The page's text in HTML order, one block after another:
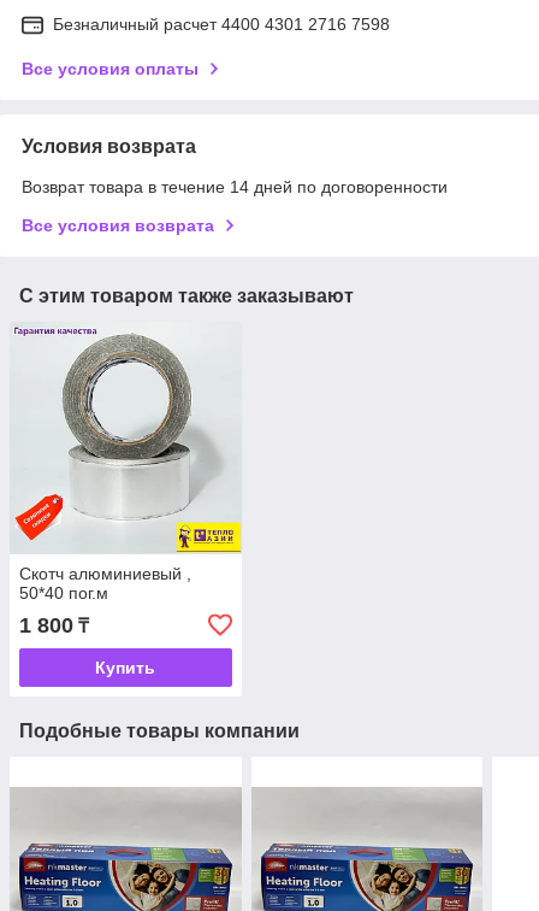
Безналичный расчет 4400 4301 2716 7598
Все условия оплаты
Условия возврата
Возврат товара в течение 14 дней по договоренности
Все условия возврата
С этим товаром также заказывают
Скотч алюминиевый ,
50*40 пог.м
1 800 ₸
Купить
Подобные товары компании